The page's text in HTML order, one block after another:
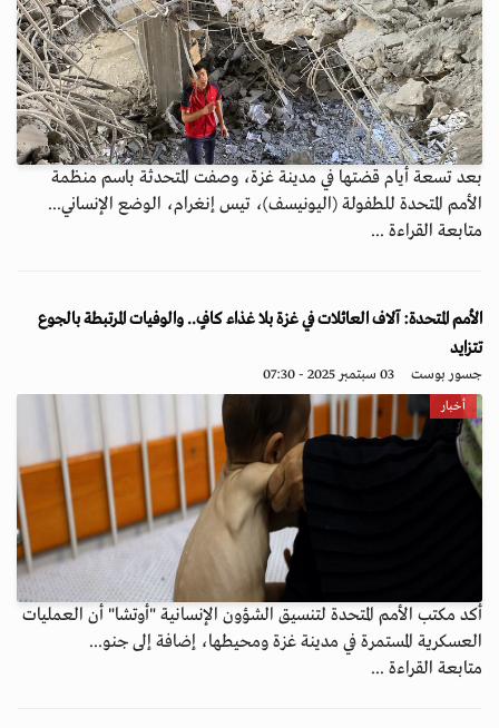
بعد تسعة أيام قضتها في مدينة غزة، وصفت المتحدثة باسم منظمة
الأمم المتحدة للطفولة (اليونيسف)، تيس إنغرام، الوضع الإنساني...
متابعة القراءة ...
الأمم المتحدة: آلاف العائلات في غزة بلا غذاء كافٍ.. والوفيات المرتبطة بالجوع
تتزايد
جسور بوست 03 سبتمبر 2025 - 07:30
أخبار
أكد مكتب الأمم المتحدة لتنسيق الشؤون الإنسانية "أوتشا" أن العمليات
العسكرية المستمرة في مدينة غزة ومحيطها، إضافة إلى جنو...
متابعة القراءة ...